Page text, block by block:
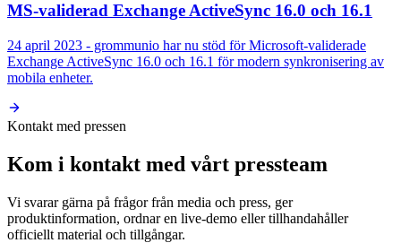
MS-validerad Exchange ActiveSync 16.0 och 16.1
24 april 2023 - grommunio har nu stöd för Microsoft-validerade
Exchange ActiveSync 16.0 och 16.1 för modern synkronisering av
mobila enheter.
Kontakt med pressen
Kom i kontakt med vårt pressteam
Vi svarar gärna på frågor från media och press, ger
produktinformation, ordnar en live-demo eller tillhandahåller
officiellt material och tillgångar.